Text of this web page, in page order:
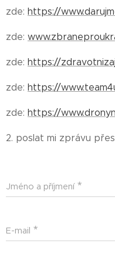
zde: https://
zde:
zde: https://
zde: https://
zde: https://
2. poslat mi zprávu
Jméno a příjmení
E-mail